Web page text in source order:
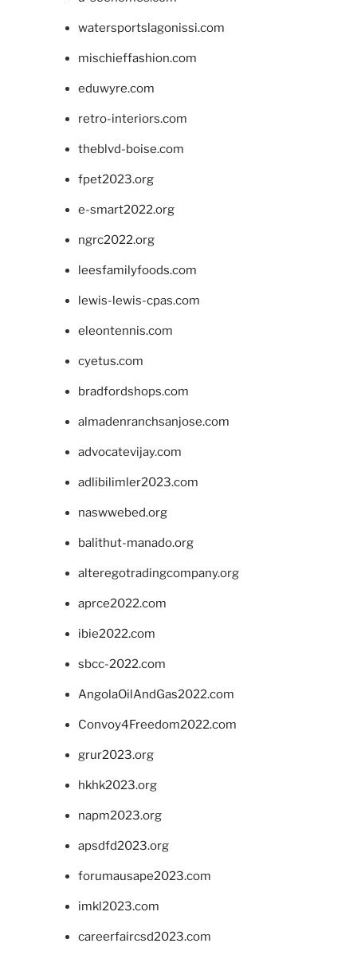
watersportslagonissi.com
mischieffashion.com
eduwyre.com
retro-interiors.com
theblvd-boise.com
fpet2023.org
e-smart2022.org
ngrc2022.org
leesfamilyfoods.com
lewis-lewis-cpas.com
eleontennis.com
cyetus.com
bradfordshops.com
almadenranchsanjose.com
advocatevijay.com
adlibilimler2023.com
naswwebed.org
balithut-manado.org
alteregotradingcompany.org
aprce2022.com
ibie2022.com
sbcc-2022.com
AngolaOilAndGas2022.com
Convoy4Freedom2022.com
grur2023.org
hkhk2023.org
napm2023.org
apsdfd2023.org
forumausape2023.com
imkl2023.com
careerfaircsd2023.com